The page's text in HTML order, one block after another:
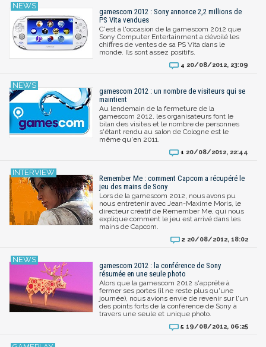
gamescom 2012 : Sony annonce 2,2 millions de
PS Vita vendues
C'est à l'occasion de la gamescom 2012 que
Sony Computer Entertainment a dévoilé les
chiffres de ventes de sa PS Vita dans le
monde. Ils sont assez positifs.
4 20/08/2012, 23:09
gamescom 2012 : un nombre de visiteurs qui se
maintient
Au lendemain de la fermeture de la
gamescom 2012, les organisateurs font le
bilan des visites et le nombre de personnes
s'étant rendu au salon de Cologne est le
même qu'en 2011.
1 20/08/2012, 22:44
Remember Me : comment Capcom a récupéré le
jeu des mains de Sony
Lors de la gamescom 2012, nous avons pu
nous entretenir avec Jean-Maxime Moris, le
directeur créatif de Remember Me, qui nous
explique comment le jeu est arrivé dans les
mains de Capcom.
2 20/08/2012, 18:02
gamescom 2012 : la conférence de Sony
résumée en une seule photo
Alors que la gamescom 2012 s'apprête à
fermer ses portes (il ne reste plus qu'une
journée), nous avions envie de revenir sur l'un
des points forts de la conférence de Sony à
travers une seule et unique photo.
5 19/08/2012, 06:25